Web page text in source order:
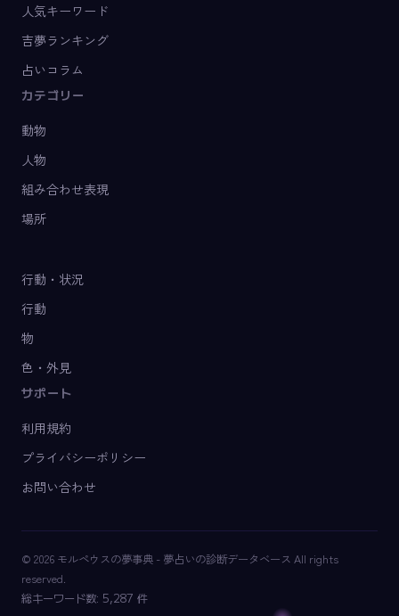
人気キーワード
吉夢ランキング
占いコラム
カテゴリー
動物
人物
組み合わせ表現
場所
行動・状況
行動
物
色・外見
サポート
利用規約
プライバシーポリシー
お問い合わせ
© 2026 モルペウスの夢事典 - 夢占いの診断データベース All rights
reserved.
総キーワード数: 5,287 件